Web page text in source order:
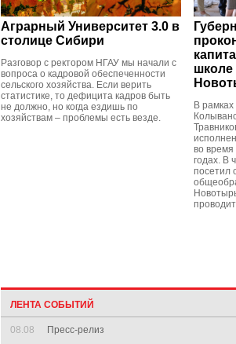
Аграрный Университет 3.0 в
столице Сибири
Разговор с ректором НГАУ мы начали с
вопроса о кадровой обеспеченности
сельского хозяйства. Если верить
статистике, то дефицита кадров быть
не должно, но когда ездишь по
хозяйствам – проблемы есть везде.
школе
В
во время
годах. В
посетил
ЛЕНТА СОБЫТИЙ
08.08 Пресс-релиз